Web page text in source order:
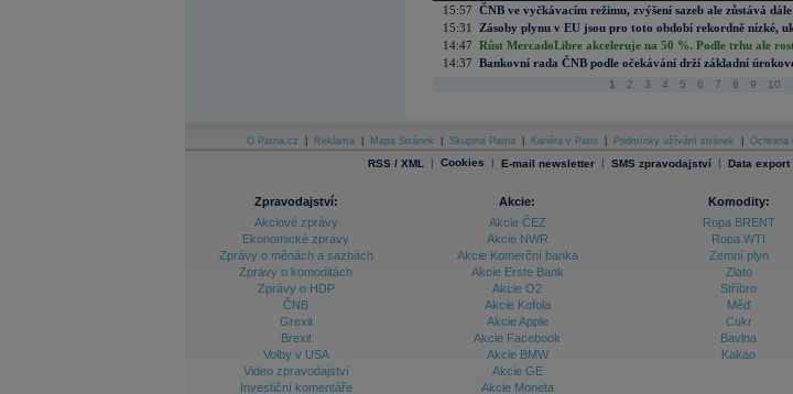
15:57 ČNB ve vyčkávacím režimu, zvýšení sazeb ale zůstává
15:31
Zásoby plynu v EU jsou pro toto období rekordně nízké,
14:47 Růst MercadoLibre akceleruje na 50 %. Podle trhu ale
14:37 Bankovní rada ČNB podle očekávání drží základní
1 2 3 4 5 6 7 8 9 10
O Patria.cz Reklama Mapa Stránek Skupina Patria Kariéra v Patrii Podmínky užívání stránek Ochrana
RSS / XML | Cookies | E-mail newsletter | SMS zpravodajství | Data export
Zpravodajství:
Akciové zprávy
Ekonomické zprávy
Zprávy o měnách a sazbách
Zprávy o komoditách
Zprávy o HDP
ČNB
Grexit
Brexit
Volby v USA
Video zpravodajství
Investiční komentáře
Akcie:
Akcie ČEZ
Akcie NWR
Akcie Komerční banka
Akcie Erste Bank
Akcie O2
Akcie Kofola
Akcie Apple
Akcie Facebook
Akcie BMW
Akcie GE
Akcie Moneta
Komodity:
Ropa BRENT
Ropa WTI
Zemní plyn
Zlato
Stříbro
Měď
Cukr
Bavlna
Kakao